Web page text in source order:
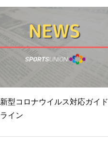
新型コロナウイルス対応ガイド
ライン